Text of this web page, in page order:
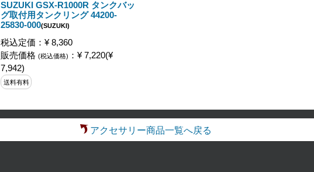
SUZUKI GSX-R1000R タンクバッ
グ取付用タンクリング 44200-
25830-000(SUZUKI)
税込定価：¥ 8,360
販売価格(税込価格) ：¥ 7,220(¥
7,942)
送料有料
アクセサリー商品一覧へ戻る